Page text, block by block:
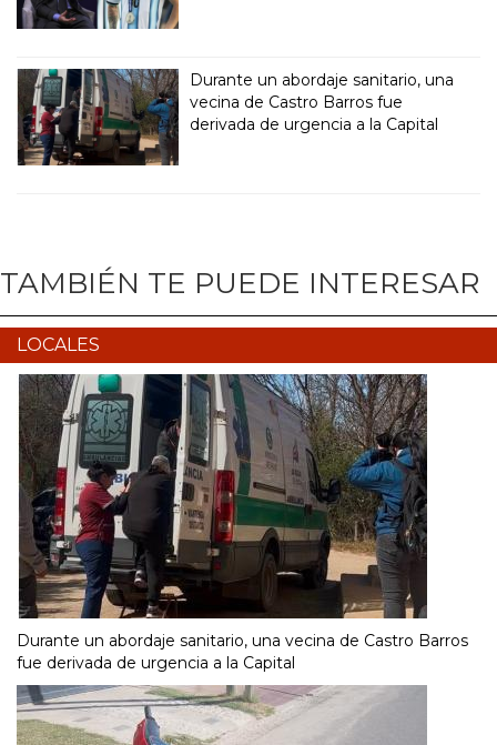
Durante un abordaje sanitario, una
vecina de Castro Barros fue
derivada de urgencia a la Capital
TAMBIÉN TE PUEDE INTERESAR
LOCALES
Durante un abordaje sanitario, una vecina de Castro Barros
fue derivada de urgencia a la Capital